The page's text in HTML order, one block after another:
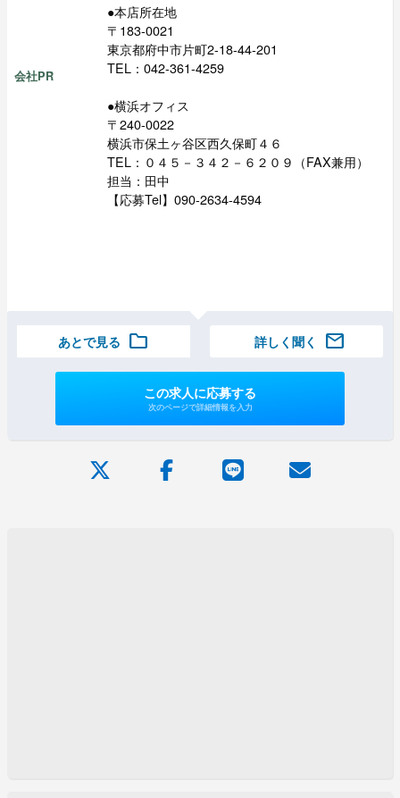
会社PR
●本店所在地
〒183-0021
東京都府中市片町2-18-44-201
TEL：042-361-4259
●横浜オフィス
〒240-0022
横浜市保土ヶ谷区西久保町４６
TEL：０４５－３４２－６２０９（FAX兼用）
担当：田中
【応募Tel】090-2634-4594
あとで見る folder 詳しく聞く mail
この求人に応募する
次のページで詳細情報を入力